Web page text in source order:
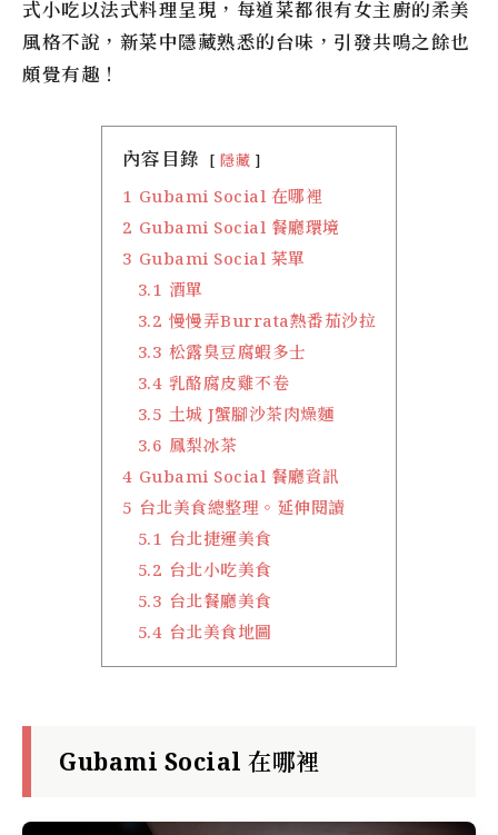
式小吃以法式料理呈現，每道菜都很有女主廚的柔美
風格不說，新菜中隱藏熟悉的台味，引發共鳴之餘也
頗覺有趣！
內容目錄 隱藏
1 Gubami Social 在哪裡
2 Gubami Social 餐廳環境
3 Gubami Social 菜單
3.1 酒單
3.2 慢慢弄Burrata熱番茄沙拉
3.3 松露臭豆腐蝦多士
3.4 乳酪腐皮雞不卷
3.5 土城 J蟹腳沙茶肉燥麵
3.6 鳳梨冰茶
4 Gubami Social 餐廳資訊
5 台北美食總整理。延伸閱讀
5.1 台北捷運美食
5.2 台北小吃美食
5.3 台北餐廳美食
5.4 台北美食地圖
Gubami Social 在哪裡